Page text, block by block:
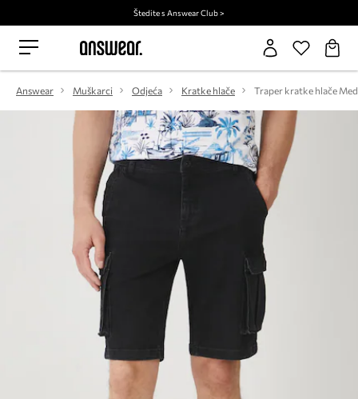
Štedite s Answear Club >
Answear Muškarci Odjeća Kratke hlače Traper kratke hlače